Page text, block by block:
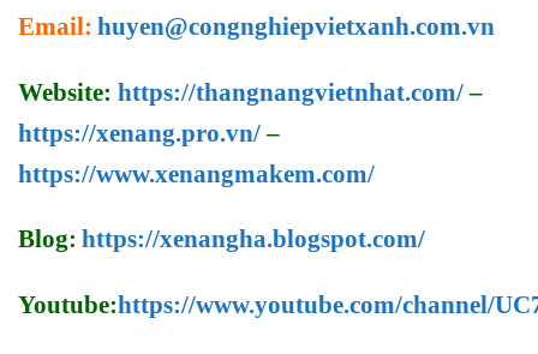
Email: huyen@congnghiepvietxanh.com.vn
Website: https://thangnangvietnhat.com/–
https://xenang.pro.vn/–
https://www.xenangmakem.com/
Blog: https://xenangha.blogspot.com/
Youtube:https://www.youtube.com/channel/